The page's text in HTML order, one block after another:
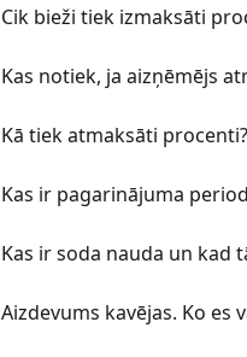
Cik bieži tiek izmaksāti
Kas notiek, ja aizņēmējs
Kā tiek atmaksāti procenti?
Kas ir pagarinājuma
Kas ir soda nauda un kad
Aizdevums kavējas. Ko es